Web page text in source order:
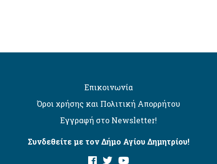
Επικοινωνία
Όροι χρήσης και Πολιτική Απορρήτου
Εγγραφή στο Newsletter!
Συνδεθείτε με τον Δήμο Αγίου Δημητρίου!